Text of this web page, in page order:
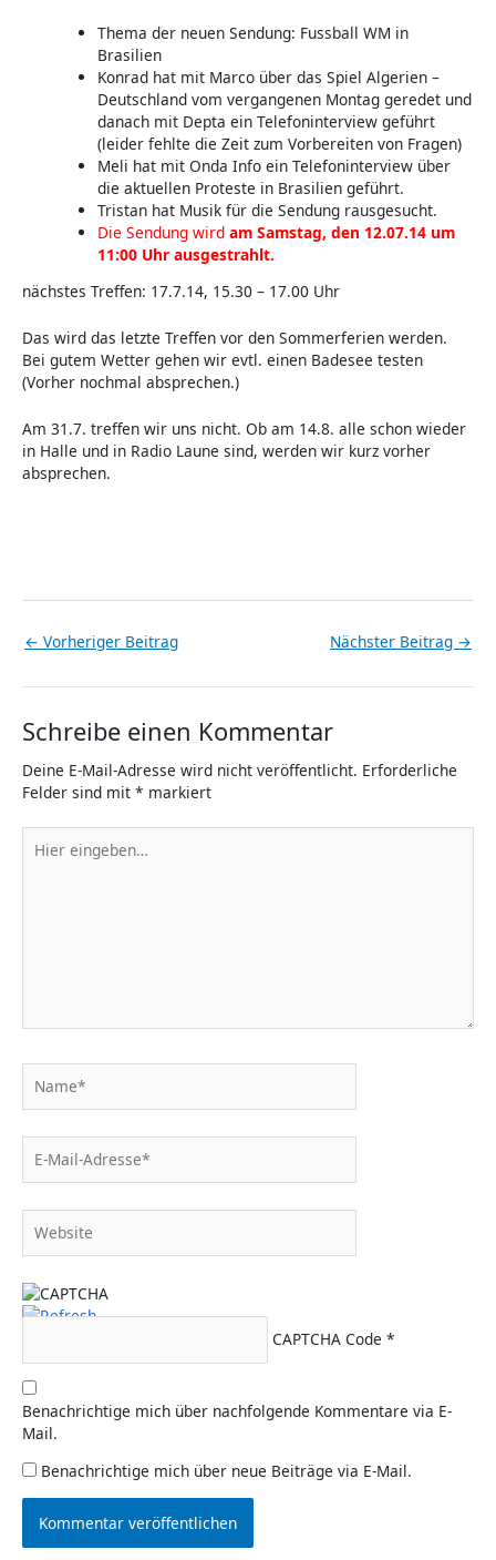
Thema der neuen Sendung: Fussball WM in
Brasilien
Konrad hat mit Marco über das Spiel Algerien –
Deutschland vom vergangenen Montag geredet und
danach mit Depta ein Telefoninterview geführt
(leider fehlte die Zeit zum Vorbereiten von Fragen)
Meli hat mit Onda Info ein Telefoninterview über
die aktuellen Proteste in Brasilien geführt.
Tristan hat Musik für die Sendung rausgesucht.
Die Sendung wirdam Samstag, den 12.07.14 um
11:00 Uhr ausgestrahlt.
nächstes Treffen: 17.7.14, 15.30 – 17.00 Uhr
Das wird das letzte Treffen vor den Sommerferien werden.
Bei gutem Wetter gehen wir evtl. einen Badesee testen
(Vorher nochmal absprechen.)
Am 31.7. treffen wir uns nicht. Ob am 14.8. alle schon wieder
in Halle und in Radio Laune sind, werden wir kurz vorher
absprechen.
← Vorheriger Beitrag Nächster Beitrag →
Schreibe einen Kommentar
Deine E-Mail-Adresse wird nicht veröffentlicht. Erforderliche
Felder sind mit * markiert
eingeben…
Mail-
Adresse*
CAPTCHA Code *
Benachrichtige mich über nachfolgende Kommentare via E-
Mail.
Benachrichtige mich über neue Beiträge via E-Mail.